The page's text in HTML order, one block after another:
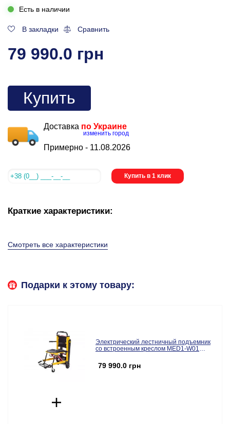
Есть в наличии
В закладки Сравнить
79 990.0 грн
Купить
Доставка по Украине
изменить город
Примерно - 11.08.2026
Купить в 1 клик
Краткие характеристики:
Смотреть все характеристики
Подарки к этому товару:
Электрический лестничный подъемник
со встроенным креслом MED1-W01
79 990.0 грн